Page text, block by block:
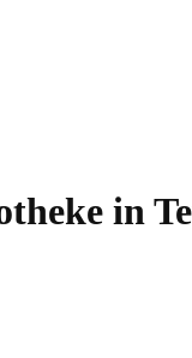
in